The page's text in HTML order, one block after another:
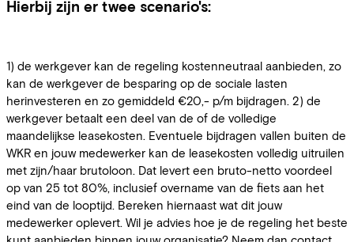
Hierbij zijn er twee scenario's:
1) de werkgever kan de regeling kostenneutraal aanbieden, zo
kan de werkgever de besparing op de sociale lasten
herinvesteren en zo gemiddeld €20,- p/m bijdragen. 2) de
werkgever betaalt een deel van de of de volledige
maandelijkse leasekosten. Eventuele bijdragen vallen buiten de
WKR en jouw medewerker kan de leasekosten volledig uitruilen
met zijn/haar brutoloon. Dat levert een bruto-netto voordeel
op van 25 tot 80%, inclusief overname van de fiets aan het
eind van de looptijd. Bereken hiernaast wat dit jouw
medewerker oplevert. Wil je advies hoe je de regeling het beste